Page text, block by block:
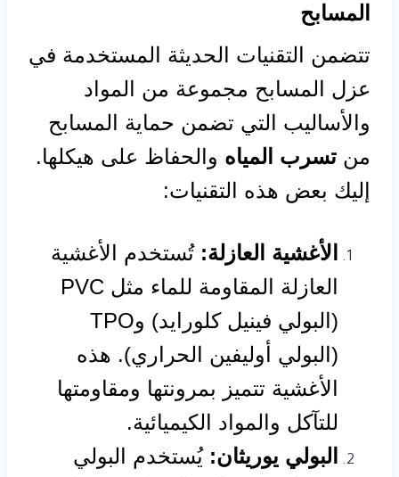
المسابح
تتضمن التقنيات الحديثة المستخدمة في
عزل المسابح مجموعة من المواد
والأساليب التي تضمن حماية المسابح
من تسرب المياه والحفاظ على هيكلها.
إليك بعض هذه التقنيات:
الأغشية العازلة: تُستخدم الأغشية
العازلة المقاومة للماء مثل PVC
(البولي فينيل كلورايد) وTPO
(البولي أوليفين الحراري). هذه
الأغشية تتميز بمرونتها ومقاومتها
للتآكل والمواد الكيميائية.
البولي يوريثان: يُستخدم البولي